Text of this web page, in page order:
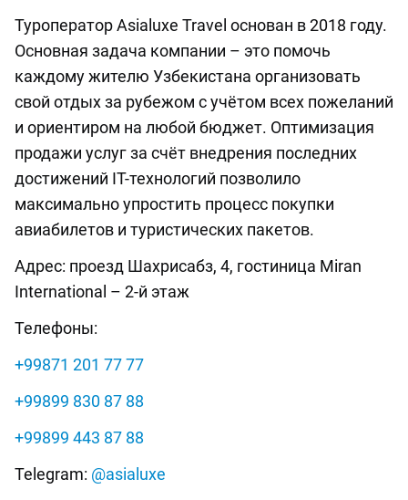
Туроператор Asialuxe Travel основан в 2018 году.
Основная задача компании – это помочь
каждому жителю Узбекистана организовать
свой отдых за рубежом с учётом всех пожеланий
и ориентиром на любой бюджет. Оптимизация
продажи услуг за счёт внедрения последних
достижений IT-технологий позволило
максимально упростить процесс покупки
авиабилетов и туристических пакетов.
Адрес: проезд Шахрисабз, 4, гостиница Miran
International – 2-й этаж
Телефоны:
+99871 201 77 77
+99899 830 87 88
+99899 443 87 88
Telegram: @asialuxe